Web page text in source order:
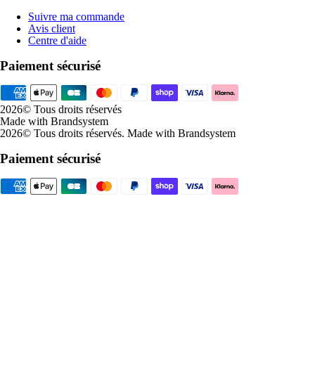
Suivre ma commande
Avis client
Centre d'aide
Paiement sécurisé
2026© Tous droits réservés
Made with Brandsystem
2026© Tous droits réservés. Made with Brandsystem
Paiement sécurisé